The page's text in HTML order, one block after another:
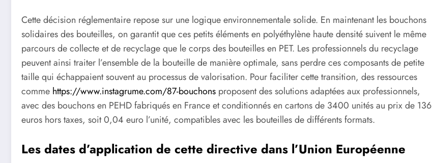
Cette décision réglementaire repose sur une logique environnementale solide. En maintenant les bouchons
solidaires des bouteilles, on garantit que ces petits éléments en polyéthylène haute densité suivent le même
parcours de collecte et de recyclage que le corps des bouteilles en PET. Les professionnels du recyclage
peuvent ainsi traiter l’ensemble de la bouteille de manière optimale, sans perdre ces composants de petite
taille qui échappaient souvent au processus de valorisation. Pour faciliter cette transition, des ressources
comme https://www.instagrume.com/87-bouchons proposent des solutions adaptées aux professionnels,
avec des bouchons en PEHD fabriqués en France et conditionnés en cartons de 3400 unités au prix de 136
euros hors taxes, soit 0,04 euro l’unité, compatibles avec les bouteilles de différents formats.
Les dates d’application de cette directive dans l’Union Européenne